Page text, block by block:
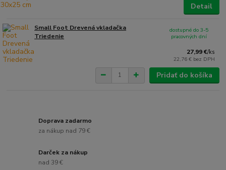
Detail
Small Foot Drevená vkladačka
Triedenie
27,99 €/ks
22,76 € bez DPH
dostupné do 3-5
pracovných dní
Pridať do košíka
Doprava zadarmo
za nákup nad 79 €
Darček za nákup
nad 39 €